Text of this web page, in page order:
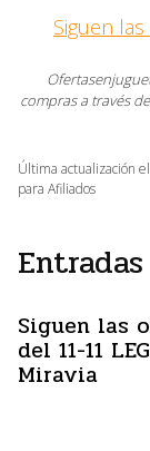
Siguen
compras a través
Última actualización
para Afiliados
Siguen las
del 11-11
Miravia